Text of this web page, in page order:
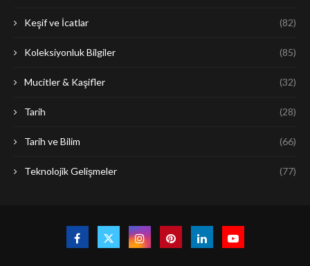
Keşif ve İcatlar (82)
Koleksiyonluk Bilgiler (85)
Mucitler & Kaşifler (32)
Tarih (28)
Tarih ve Bilim (66)
Teknolojik Gelişmeler (77)